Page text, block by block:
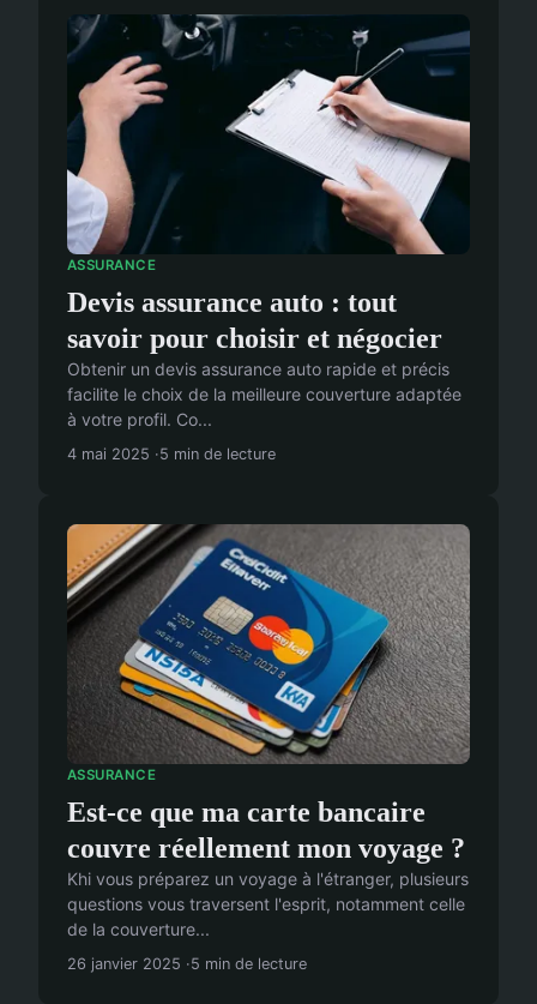
ASSURANCE
Devis assurance auto : tout
savoir pour choisir et négocier
Obtenir un devis assurance auto rapide et précis
facilite le choix de la meilleure couverture adaptée
à votre profil. Co...
4 mai 2025 5 min de lecture
ASSURANCE
Est-ce que ma carte bancaire
couvre réellement mon voyage ?
Khi vous préparez un voyage à l'étranger, plusieurs
questions vous traversent l'esprit, notamment celle
de la couverture...
26 janvier 2025 5 min de lecture